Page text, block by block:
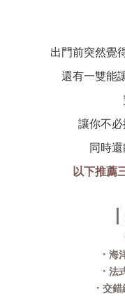
出門前突然覺
還有一雙能
讓你不
同時
以下推薦
· 海
· 法
· 交錯